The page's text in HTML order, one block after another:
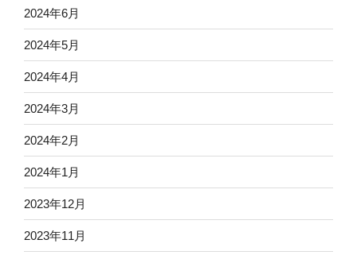
2024年6月
2024年5月
2024年4月
2024年3月
2024年2月
2024年1月
2023年12月
2023年11月